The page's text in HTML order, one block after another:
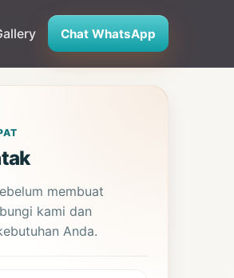
Chat WhatsApp
membuat
kami dan
Anda.